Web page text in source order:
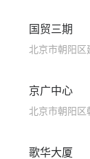
国贸三期
京广中心
歌华大厦